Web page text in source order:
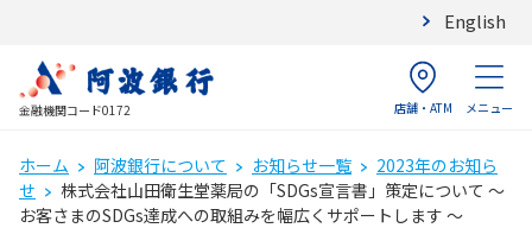
English
金融機関コード0172 店舗・ATM メニュー
ホーム 阿波銀行について お知らせ一覧
2023年のお知ら
せ
株式会社山田衛生堂薬局の「SDGs宣言書」策定について ～
お客さまのSDGs達成への取組みを幅広くサポートします ～